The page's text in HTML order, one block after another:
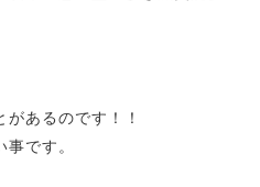
あるのです！！
です。